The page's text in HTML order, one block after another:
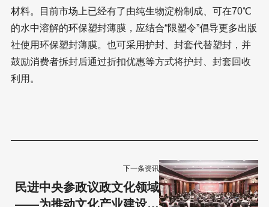
材料。目前市场上已经有了由纯生物淀粉制成、可在70℃
的水中溶解的环保塑封薄膜，应结合“限塑令”倡导更多出版
社使用环保塑封薄膜。也可采用护封、封套代替塑封，并
鼓励消费者拆封后通过折扣优惠等方式将护封、封套回收
利用。
下一条资讯
民进中央参政议政文化领域
——为推动文化产业建设高